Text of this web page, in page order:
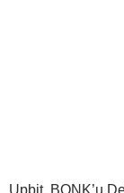
Upbit, BONK’u